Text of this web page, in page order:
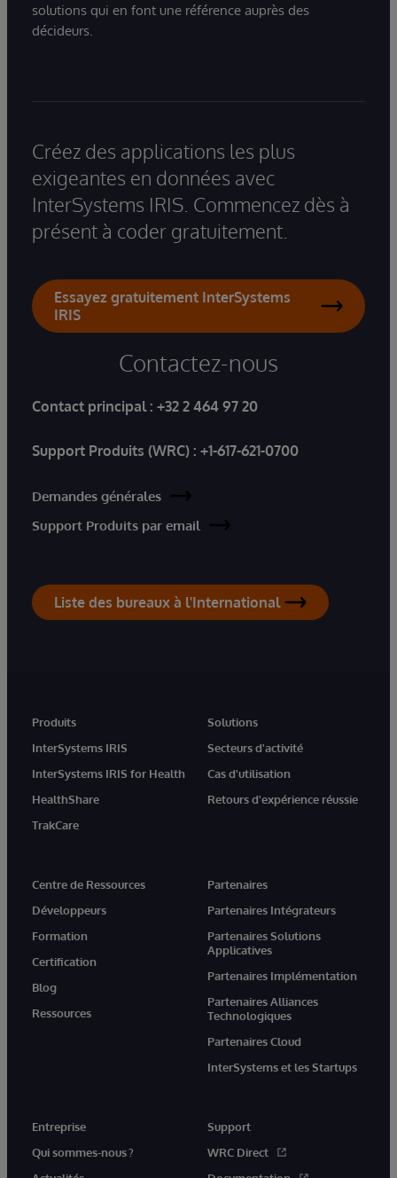
solutions qui en font une référence auprès des
décideurs.
Créez des applications les plus
exigeantes en données avec
InterSystems IRIS. Commencez dès à
présent à coder gratuitement.
Essayez gratuitement InterSystems
IRIS
Contactez-nous
Contact principal : +32 2 464 97 20
Support Produits (WRC) : +1-617-621-0700
Demandes générales
Support Produits par email
Liste des bureaux à l'International
Produits
InterSystems IRIS
InterSystems IRIS for Health
HealthShare
TrakCare
Solutions
Secteurs d'activité
Cas d'utilisation
Retours d'expérience réussie
Centre de Ressources
Développeurs
Formation
Certification
Blog
Ressources
Partenaires
Partenaires Intégrateurs
Partenaires Solutions
Applicatives
Partenaires Implémentation
Partenaires Alliances
Technologiques
Partenaires Cloud
InterSystems et les Startups
Entreprise
Qui sommes-nous ?
Support
WRC Direct